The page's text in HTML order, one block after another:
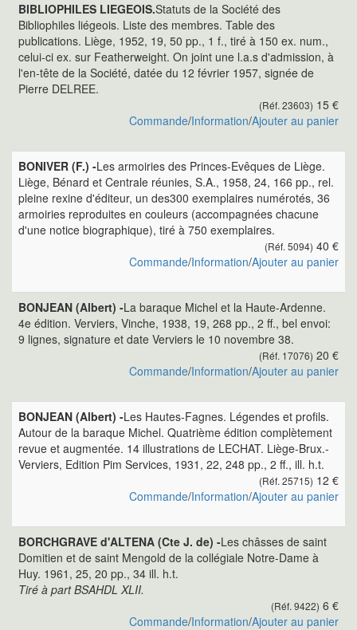
BIBLIOPHILES LIEGEOIS.Statuts de la Société des
Bibliophiles liégeois. Liste des membres. Table des
publications. Liège, 1952, 19, 50 pp., 1 f., tiré à 150 ex. num.,
celui-ci ex. sur Featherweight. On joint une l.a.s d'admission, à
l'en-tête de la Société, datée du 12 février 1957, signée de
Pierre DELREE.
(Réf. 23603) 15 €
Commande/Information/Ajouter au panier
BONIVER (F.) -Les armoiries des Princes-Evêques de Liège.
Liège, Bénard et Centrale réunies, S.A., 1958, 24, 166 pp., rel.
pleine rexine d'éditeur, un des300 exemplaires numérotés, 36
armoiries reproduites en couleurs (accompagnées chacune
d'une notice biographique), tiré à 750 exemplaires.
(Réf. 5094) 40 €
Commande/Information/Ajouter au panier
BONJEAN (Albert) -La baraque Michel et la Haute-Ardenne.
4e édition. Verviers, Vinche, 1938, 19, 268 pp., 2 ff., bel envoi:
9 lignes, signature et date Verviers le 10 novembre 38.
(Réf. 17076) 20 €
Commande/Information/Ajouter au panier
BONJEAN (Albert) -Les Hautes-Fagnes. Légendes et profils.
Autour de la baraque Michel. Quatrième édition complètement
revue et augmentée. 14 illustrations de LECHAT. Liège-Brux.-
Verviers, Edition Pim Services, 1931, 22, 248 pp., 2 ff., ill. h.t.
(Réf. 25715) 12 €
Commande/Information/Ajouter au panier
BORCHGRAVE d'ALTENA (Cte J. de) -Les châsses de saint
Domitien et de saint Mengold de la collégiale Notre-Dame à
Huy. 1961, 25, 20 pp., 34 ill. h.t.
Tiré à part BSAHDL XLII.
(Réf. 9422) 6 €
Commande/Information/Ajouter au panier